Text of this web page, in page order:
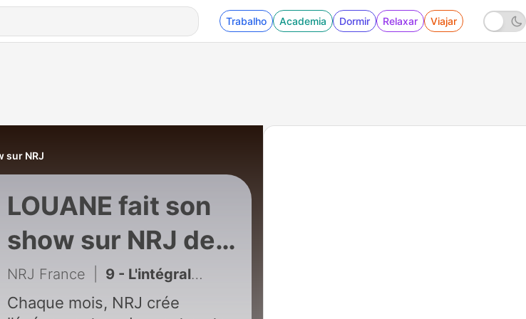
Trabalho Academia Dormir Relaxar Viajar
sur NRJ
LOUANE fait son
show sur NRJ de
NRJ France
NRJ France 9 - L'intégrale de Louane fait son show sur NRJ avec Charly
Chaque mois, NRJ crée